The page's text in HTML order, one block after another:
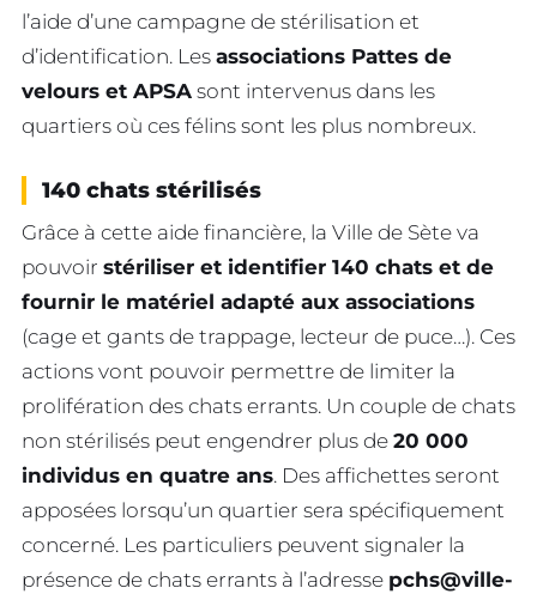
l’aide d’une campagne de stérilisation et
d’identification. Les associations Pattes de
velours et APSA sont intervenus dans les
quartiers où ces félins sont les plus nombreux.
140 chats stérilisés
Grâce à cette aide financière, la Ville de Sète va
pouvoir stériliser et identifier 140 chats et de
fournir le matériel adapté aux associations
(cage et gants de trappage, lecteur de puce…). Ces
actions vont pouvoir permettre de limiter la
prolifération des chats errants. Un couple de chats
non stérilisés peut engendrer plus de 20 000
individus en quatre ans. Des affichettes seront
apposées lorsqu’un quartier sera spécifiquement
concerné. Les particuliers peuvent signaler la
présence de chats errants à l’adresse pchs@ville-